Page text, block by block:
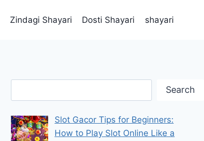
Zindagi Shayari Dosti Shayari shayari
Search
Slot Gacor Tips for Beginners:
How to Play Slot Online Like a